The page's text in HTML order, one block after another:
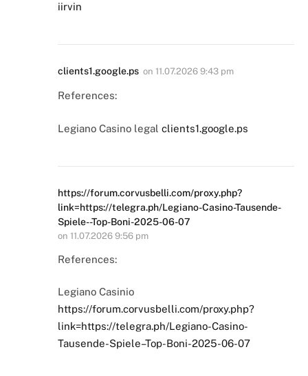
iirvin
clients1.google.ps on 11.07.2026 9:43 pm
References:
Legiano Casino legal clients1.google.ps
https://forum.corvusbelli.com/proxy.php?
link=https://telegra.ph/Legiano-Casino-Tausende-
Spiele--Top-Boni-2025-06-07
on 11.07.2026 9:56 pm
References:
Legiano Casinio
https://forum.corvusbelli.com/proxy.php?
link=https://telegra.ph/Legiano-Casino-
Tausende-Spiele–Top-Boni-2025-06-07